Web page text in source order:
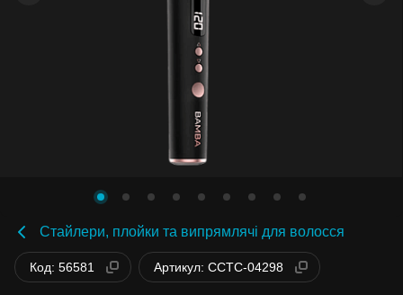
Стайлери, плойки та випрямлячі для волосся
Код: 56581 Артикул: CCTC-04298